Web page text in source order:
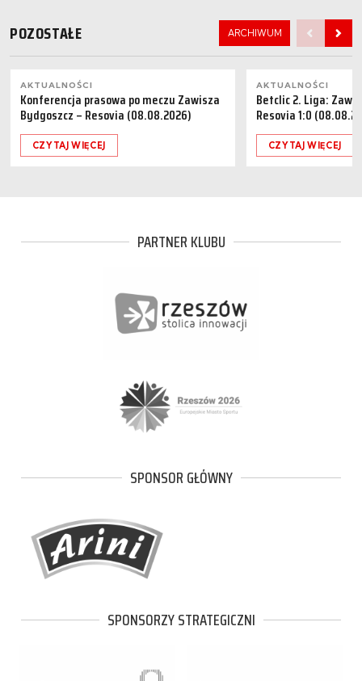
POZOSTAŁE ARCHIWUM
AKTUALNOŚCI
Konferencja prasowa po meczu Zawisza
Bydgoszcz – Resovia (08.08.2026)
CZYTAJ WIĘCEJ
AKTUALNOŚCI
Betclic 2. Liga:
Resovia 1:0
CZYTAJ WIĘCEJ
PARTNER KLUBU
SPONSOR GŁÓWNY
SPONSORZY STRATEGICZNI